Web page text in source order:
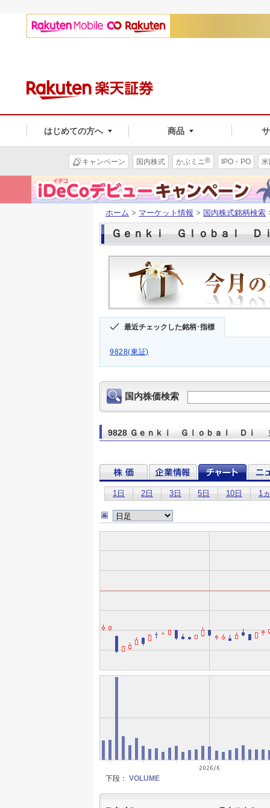
はじめての方へ 商品
キャンペーン 国内株式 かぶミニ® IPO・PO
ホーム > マーケット情報 > 国内株式銘柄検索
Ｇｅｎｋｉ Ｇｌｏｂａｌ Ｄ
最近チェックした銘柄･指標
9828(東証)